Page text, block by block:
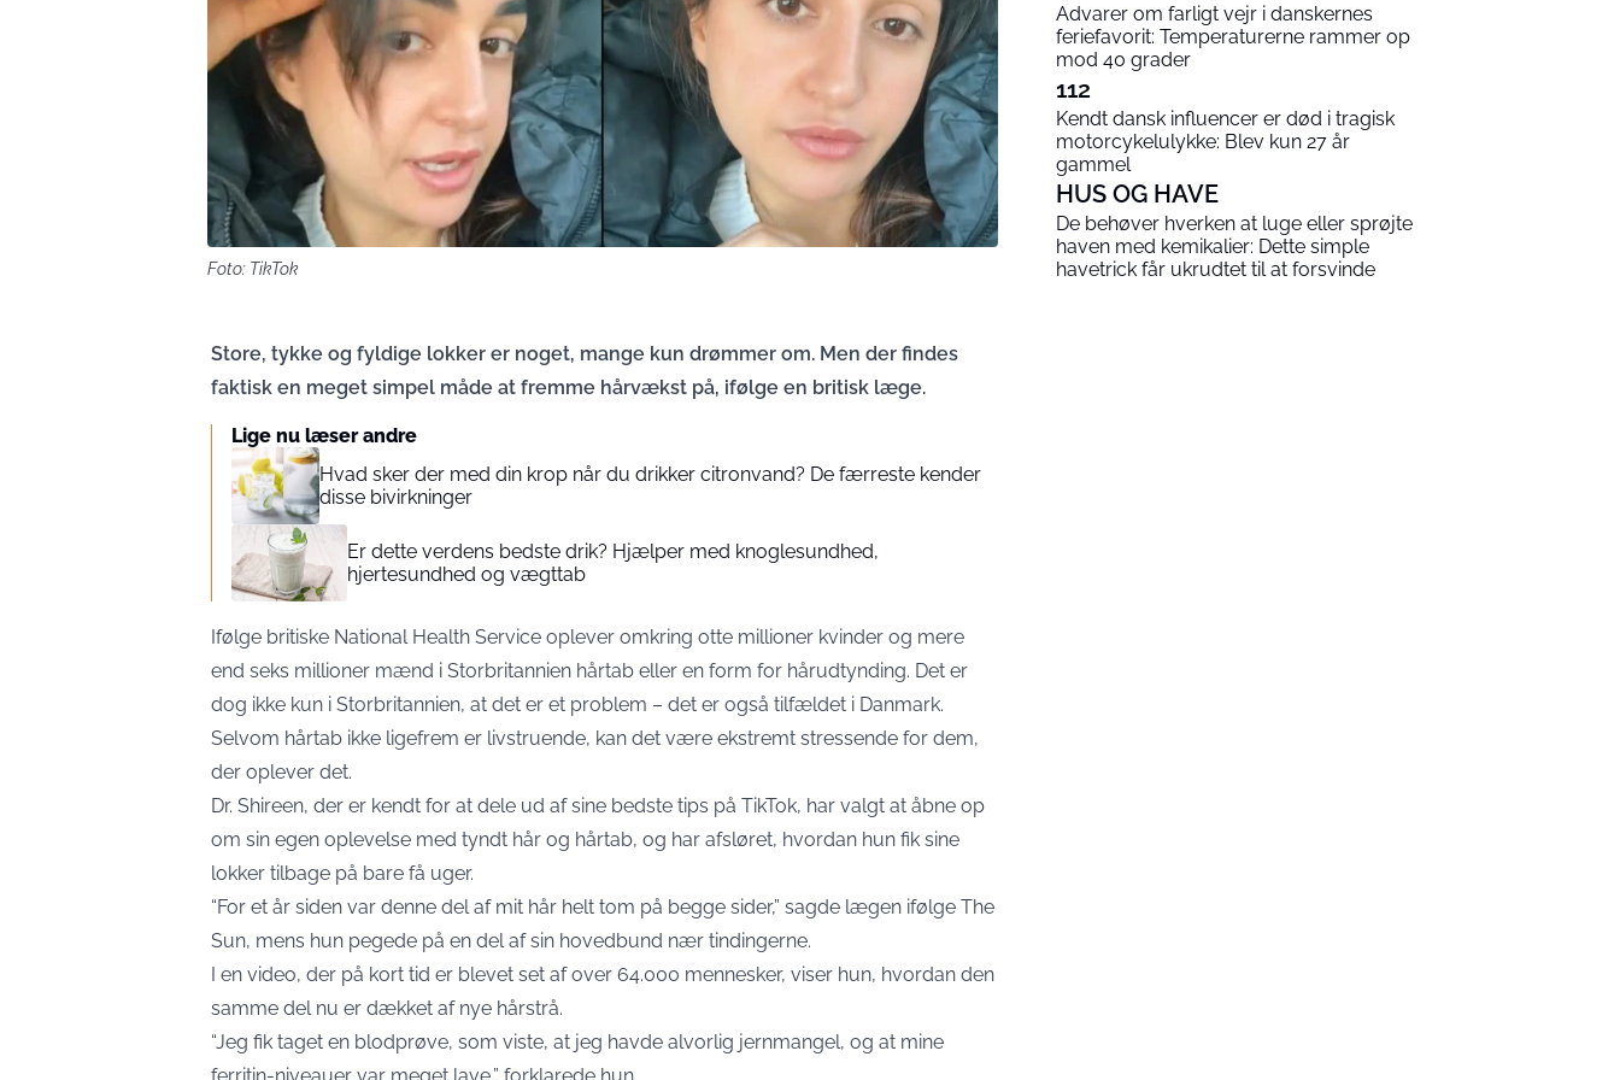
Foto: TikTok
Store, tykke og fyldige lokker er noget, mange kun drømmer om. Men der findes
faktisk en meget simpel måde at fremme hårvækst på, ifølge en britisk læge.
Lige nu læser andre
Hvad sker der med din krop når du drikker citronvand? De færreste kender
disse bivirkninger
Er dette verdens bedste drik? Hjælper med knoglesundhed,
hjertesundhed og vægttab
Ifølge britiske National Health Service oplever omkring otte millioner kvinder og mere
end seks millioner mænd i Storbritannien hårtab eller en form for hårudtynding. Det er
dog ikke kun i Storbritannien, at det er et problem – det er også tilfældet i Danmark.
Selvom hårtab ikke ligefrem er livstruende, kan det være ekstremt stressende for dem,
der oplever det.
Dr. Shireen, der er kendt for at dele ud af sine bedste tips på TikTok, har valgt at åbne op
om sin egen oplevelse med tyndt hår og hårtab, og har afsløret, hvordan hun fik sine
lokker tilbage på bare få uger.
“For et år siden var denne del af mit hår helt tom på begge sider,” sagde lægen ifølge The
Sun, mens hun pegede på en del af sin hovedbund nær tindingerne.
I en video, der på kort tid er blevet set af over 64.000 mennesker, viser hun, hvordan den
samme del nu er dækket af nye hårstrå.
“Jeg fik taget en blodprøve, som viste, at jeg havde alvorlig jernmangel, og at mine
Advarer om farligt vejr i danskernes
feriefavorit: Temperaturerne rammer op
mod 40 grader
112
Kendt dansk influencer er død i tragisk
motorcykelulykke: Blev kun 27 år
gammel
HUS OG HAVE
De behøver hverken at luge eller sprøjte
haven med kemikalier: Dette simple
havetrick får ukrudtet til at forsvinde